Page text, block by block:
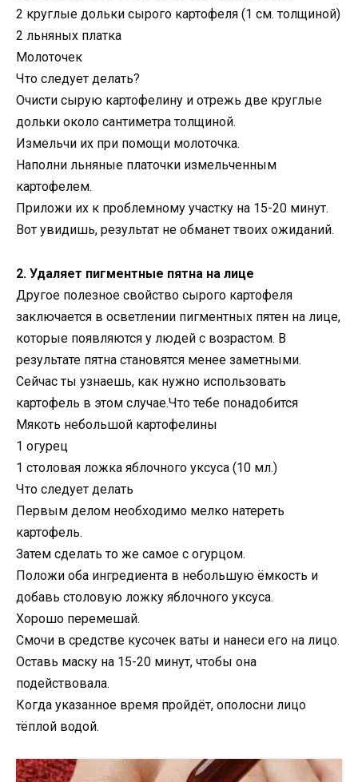
2 круглые дольки сырого картофеля (1 см. толщиной)
2 льняных платка
Молоточек
Что следует делать?
Очисти сырую картофелину и отрежь две круглые
дольки около сантиметра толщиной.
Измельчи их при помощи молоточка.
Наполни льняные платочки измельченным
картофелем.
Приложи их к проблемному участку на 15-20 минут.
Вот увидишь, результат не обманет твоих ожиданий.
2. Удаляет пигментные пятна на лице
Другое полезное свойство сырого картофеля
заключается в осветлении пигментных пятен на лице,
которые появляются у людей с возрастом. В
результате пятна становятся менее заметными.
Сейчас ты узнаешь, как нужно использовать
картофель в этом случае.Что тебе понадобится
Мякоть небольшой картофелины
1 огурец
1 столовая ложка яблочного уксуса (10 мл.)
Что следует делать
Первым делом необходимо мелко натереть
картофель.
Затем сделать то же самое с огурцом.
Положи оба ингредиента в небольшую ёмкость и
добавь столовую ложку яблочного уксуса.
Хорошо перемешай.
Смочи в средстве кусочек ваты и нанеси его на лицо.
Оставь маску на 15-20 минут, чтобы она
подействовала.
Когда указанное время пройдёт, ополосни лицо
тёплой водой.